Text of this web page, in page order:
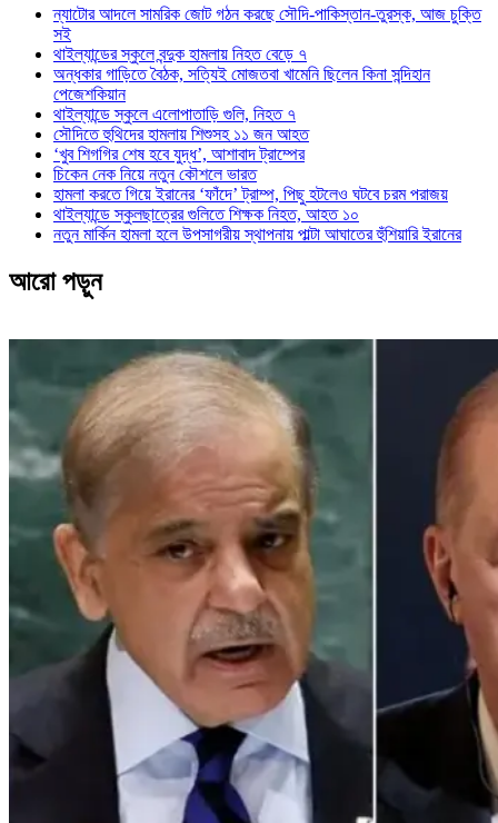
ন্যাটোর আদলে সামরিক জোট গঠন করছে সৌদি-পাকিস্তান-তুরস্ক, আজ চুক্তি
সই
থাইল্যান্ডের স্কুলে বন্দুক হামলায় নিহত বেড়ে ৭
অন্ধকার গাড়িতে বৈঠক, সত্যিই মোজতবা খামেনি ছিলেন কিনা সন্দিহান
পেজেশকিয়ান
থাইল্যান্ডে স্কুলে এলোপাতাড়ি গুলি, নিহত ৭
সৌদিতে হুথিদের হামলায় শিশুসহ ১১ জন আহত
‘খুব শিগগির শেষ হবে যুদ্ধ’, আশাবাদ ট্রাম্পের
চিকেন নেক নিয়ে নতুন কৌশলে ভারত
হামলা করতে গিয়ে ইরানের ‘ফাঁদে’ ট্রাম্প, পিছু হটলেও ঘটবে চরম পরাজয়
থাইল্যান্ডে স্কুলছাত্রের গুলিতে শিক্ষক নিহত, আহত ১০
নতুন মার্কিন হামলা হলে উপসাগরীয় স্থাপনায় পাল্টা আঘাতের হুঁশিয়ারি ইরানের
আরো পড়ুন